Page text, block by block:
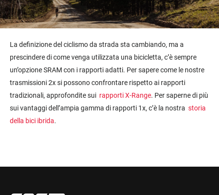
La definizione del ciclismo da strada sta cambiando, ma a
prescindere di come venga utilizzata una bicicletta, c’è sempre
un’opzione SRAM con i rapporti adatti. Per sapere come le nostre
trasmissioni 2x si possono confrontare rispetto ai rapporti
tradizionali, approfondite sui rapporti X-Range. Per saperne di più
sui vantaggi dell’ampia gamma di rapporti 1x, c’è la nostra storia
della bici ibrida.